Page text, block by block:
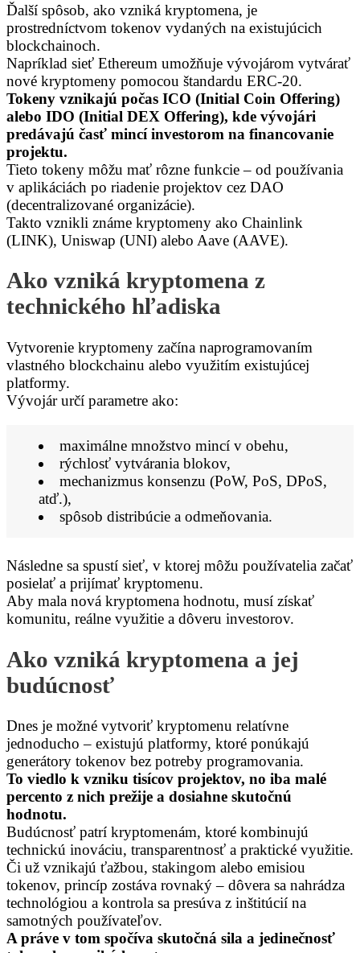
Ďalší spôsob, ako vzniká kryptomena, je
prostredníctvom tokenov vydaných na existujúcich
blockchainoch.
Napríklad sieť Ethereum umožňuje vývojárom vytvárať
nové kryptomeny pomocou štandardu ERC-20.
Tokeny vznikajú počas ICO (Initial Coin Offering)
alebo IDO (Initial DEX Offering), kde vývojári
predávajú časť mincí investorom na financovanie
projektu.
Tieto tokeny môžu mať rôzne funkcie – od používania
v aplikáciách po riadenie projektov cez DAO
(decentralizované organizácie).
Takto vznikli známe kryptomeny ako Chainlink
(LINK), Uniswap (UNI) alebo Aave (AAVE).
Ako vzniká kryptomena z
technického hľadiska
Vytvorenie kryptomeny začína naprogramovaním
vlastného blockchainu alebo využitím existujúcej
platformy.
Vývojár určí parametre ako:
maximálne množstvo mincí v obehu,
rýchlosť vytvárania blokov,
mechanizmus konsenzu (PoW, PoS, DPoS,
atď.),
spôsob distribúcie a odmeňovania.
Následne sa spustí sieť, v ktorej môžu používatelia začať
posielať a prijímať kryptomenu.
Aby mala nová kryptomena hodnotu, musí získať
komunitu, reálne využitie a dôveru investorov.
Ako vzniká kryptomena a jej
budúcnosť
Dnes je možné vytvoriť kryptomenu relatívne
jednoducho – existujú platformy, ktoré ponúkajú
generátory tokenov bez potreby programovania.
To viedlo k vzniku tisícov projektov, no iba malé
percento z nich prežije a dosiahne skutočnú
hodnotu.
Budúcnosť patrí kryptomenám, ktoré kombinujú
technickú inováciu, transparentnosť a praktické využitie.
Či už vznikajú ťažbou, stakingom alebo emisiou
tokenov, princíp zostáva rovnaký – dôvera sa nahrádza
technológiou a kontrola sa presúva z inštitúcií na
samotných používateľov.
A práve v tom spočíva skutočná sila a jedinečnosť